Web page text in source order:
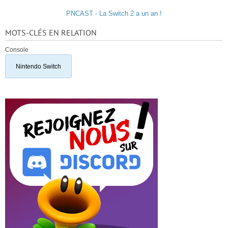
PNCAST - La Switch 2 a un an !
MOTS-CLÉS EN RELATION
Console
Nintendo Switch